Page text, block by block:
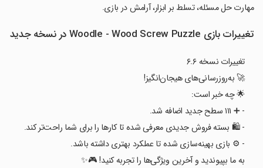
مهارت حل مسئله، تسلط بر ابزار، آرامش در بازی.
تغییرات بازی Woodle - Wood Screw Puzzle در نسخه جدید
تغییرات نسخه ۶.۶
🚀 به‌روزرسانی‌های هیجان‌انگیز!
🌟 چه خبر است:
- ➕ ۱۱۱ سطح جدید اضافه شد.
- 🛍️ بسته فروش جدیدی معرفی شده تا کارها را برای شما راحت‌تر کند.
- ⚙️ بازی بهینه‌سازی شده تا عملکرد بهتری داشته باشد.
به ما بپیوندید و آخرین ویژگی‌ها را تجربه کنید! 🎮✨